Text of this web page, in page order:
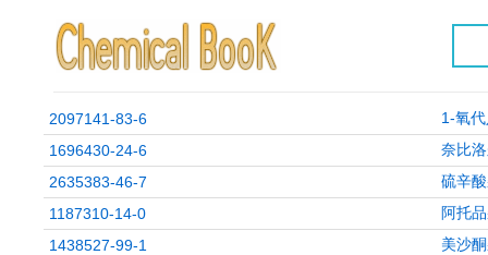
2097141-83-6
1-氧
1696430-24-6
奈比
2635383-46-7
硫辛
1187310-14-0
阿托
1438527-99-1
美沙